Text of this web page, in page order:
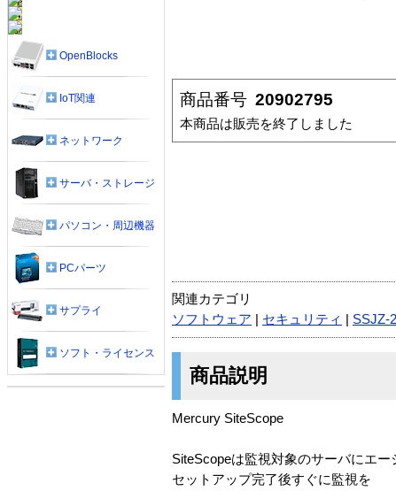
商品番号 20902795
本商品は販売を終了しました
関連カテゴリ
ソフトウェア
セキュリティ SSJZ-2
商品説明
Mercury SiteScope
SiteScopeは監視対象のサーバにエ
セットアップ完了後すぐに監視を
OpenBlocks
IoT関連
ネットワーク
サーバ・ストレージ
パソコン・周辺機器
PCパーツ
サプライ
ソフト・ライセンス